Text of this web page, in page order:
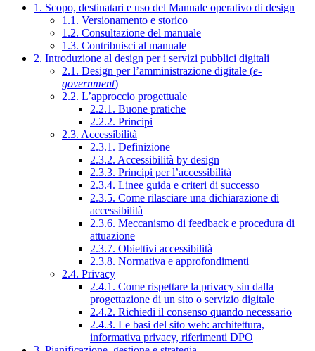
1. Scopo, destinatari e uso del Manuale operativo di design
1.1. Versionamento e storico
1.2. Consultazione del manuale
1.3. Contribuisci al manuale
2. Introduzione al design per i servizi pubblici digitali
2.1. Design per l’amministrazione digitale (e-
government)
2.2. L’approccio progettuale
2.2.1. Buone pratiche
2.2.2. Principi
2.3. Accessibilità
2.3.1. Definizione
2.3.2. Accessibilità by design
2.3.3. Principi per l’accessibilità
2.3.4. Linee guida e criteri di successo
2.3.5. Come rilasciare una dichiarazione di
accessibilità
2.3.6. Meccanismo di feedback e procedura di
attuazione
2.3.7. Obiettivi accessibilità
2.3.8. Normativa e approfondimenti
2.4. Privacy
2.4.1. Come rispettare la privacy sin dalla
progettazione di un sito o servizio digitale
2.4.2. Richiedi il consenso quando necessario
2.4.3. Le basi del sito web: architettura,
informativa privacy, riferimenti DPO